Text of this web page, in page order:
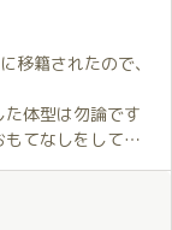
作ってくれ、ま
感じを味わえま
れて行きました
きもあり、ほの
ほのかちゃんも
とってはしあわ
た😊
達できませんで
移籍されたので、
体型は勿論です
てなしをしてい
らではと感じま